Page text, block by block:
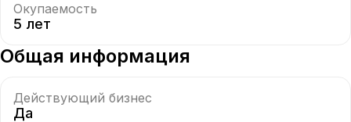
Окупаемость
5 лет
Общая информация
Действующий бизнес
Да